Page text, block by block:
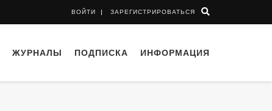
ВОЙТИ ЗАРЕГИСТРИРОВАТЬСЯ
ЖУРНАЛЫ ПОДПИСКА ИНФОРМАЦИЯ